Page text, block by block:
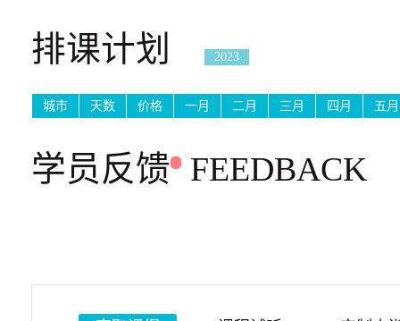
排课计划 2023
城市 天数 价格 一月 二月 三月 四月 五月
学员反馈 FEEDBACK